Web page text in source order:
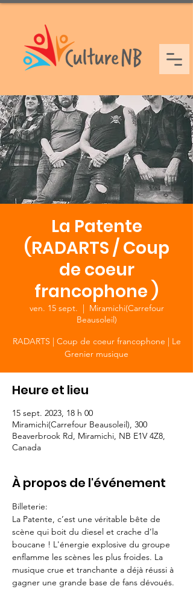
La Patente
(RADARTS / Coup
de coeur
francophone )
ven. 15 sept.
  |
Miramichi(Carrefour
Beausoleil)
RADARTS | Coup de coeur francophone | Le
Grenier musique
Heure et lieu
15 sept. 2023, 18 h 00
Miramichi(Carrefour Beausoleil), 300
Beaverbrook Rd, Miramichi, NB E1V 4Z8,
Canada
À propos de l'événement
Billeterie:
La Patente, c’est une véritable bête de
scène qui boit du diesel et crache d’la
boucane ! L'énergie explosive du groupe
enflamme les scènes les plus froides. La
musique crue et tranchante a déjà réussi à
gagner une grande base de fans dévoués.